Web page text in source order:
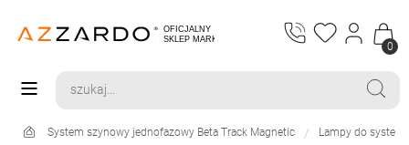
0
System szynowy jednofazowy Beta Track Magnetic Lampy do